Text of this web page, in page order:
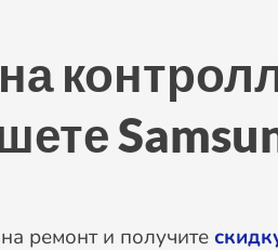
ремонт и получите